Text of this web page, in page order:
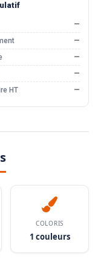
—
—
—
—
HT
—
COLORIS
1 couleurs